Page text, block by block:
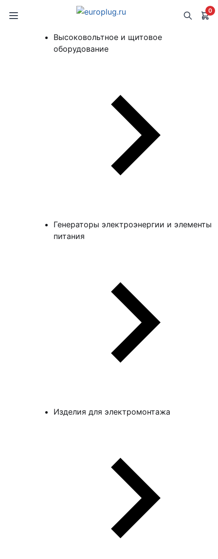
0
Высоковольтное и щитовое
оборудование
Генераторы электроэнергии и элементы
питания
Изделия для электромонтажа